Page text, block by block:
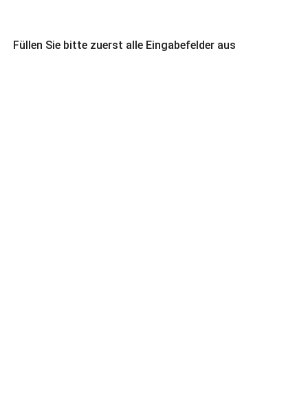
Füllen Sie bitte zuerst alle Eingabefelder aus